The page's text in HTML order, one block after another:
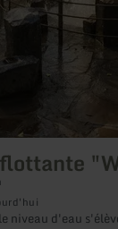
niveau d'eau